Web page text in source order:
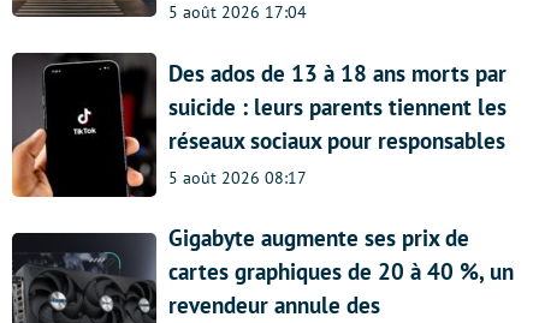
5 août 2026 17:04
Des ados de 13 à 18 ans morts par
suicide : leurs parents tiennent les
réseaux sociaux pour responsables
5 août 2026 08:17
Gigabyte augmente ses prix de
cartes graphiques de 20 à 40 %, un
revendeur annule des